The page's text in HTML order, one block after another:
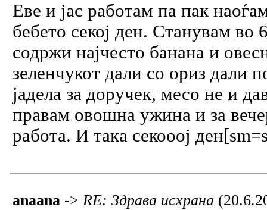
Еве и јас работам па пак
бебето секој ден. Станувам во
содржи најчесто банана и
зеленчукот дали со ориз дали
јадела за доручек, месо не и
правам овошна ужина и за
работа. И така секооој
anaana -> RE: Здрава исхрана